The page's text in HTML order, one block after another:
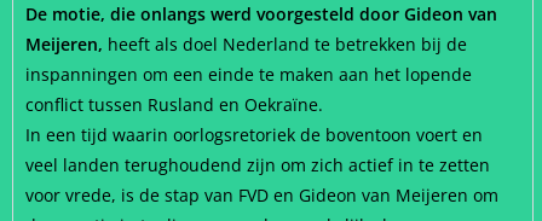
De motie, die onlangs werd voorgesteld door Gideon van
Meijeren, heeft als doel Nederland te betrekken bij de
inspanningen om een einde te maken aan het lopende
conflict tussen Rusland en Oekraïne.
In een tijd waarin oorlogsretoriek de boventoon voert en
veel landen terughoudend zijn om zich actief in te zetten
voor vrede, is de stap van FVD en Gideon van Meijeren om